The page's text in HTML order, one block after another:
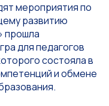
мероприятия по
развитию
прошла
для педагогов
состояла в
и обмене